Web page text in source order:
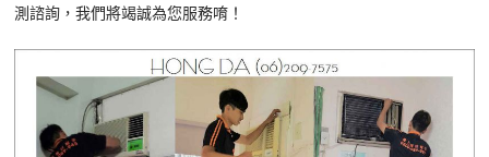
測諮詢，我們將竭誠為您服務唷！